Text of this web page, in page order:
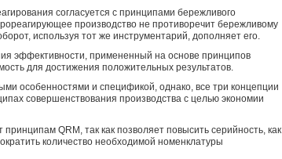
согласуется с принципами бережливого
производство не противоречит бережливому
используя тот же инструментарий, дополняет его.
эффективности, примененный на основе принципов
для достижения положительных результатов.
особенностями и спецификой, однако, все три концепции
совершенствования производства с целью экономии
QRM, так как позволяет повысить серийность, как
количество необходимой номенклатуры